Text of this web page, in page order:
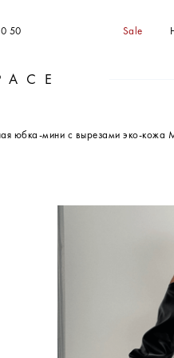
50 Sale
юбка-мини с вырезами эко-кожа